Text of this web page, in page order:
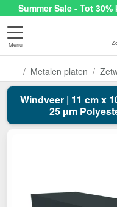
Summer Sale - Tot
Menu
Metalen platen
Windveer | 11 cm x
25 µm